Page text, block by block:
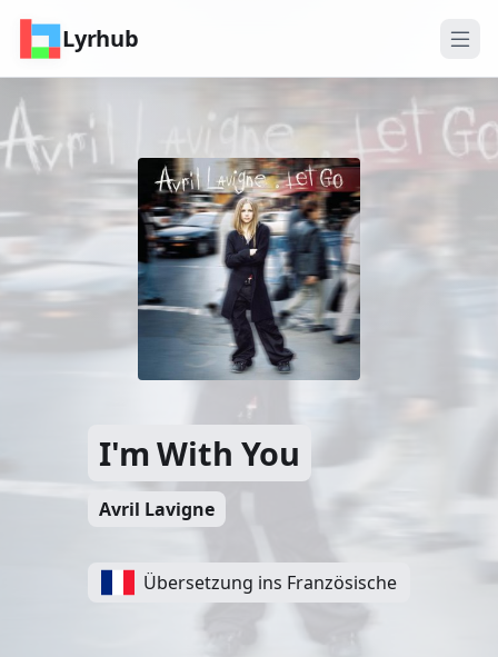
Lyrhub
I'm With You
Avril Lavigne
Übersetzung ins Französische